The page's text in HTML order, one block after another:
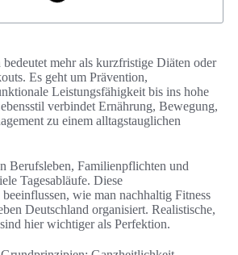
mehr als kurzfristige Diäten oder
Es geht um Prävention,
Leistungsfähigkeit bis ins hohe
verbindet Ernährung, Bewegung,
zu einem alltagstauglichen
Berufsleben, Familienpflichten und
Tagesabläufe. Diese
wie man nachhaltig Fitness
Deutschland organisiert. Realistische,
hier wichtiger als Perfektion.